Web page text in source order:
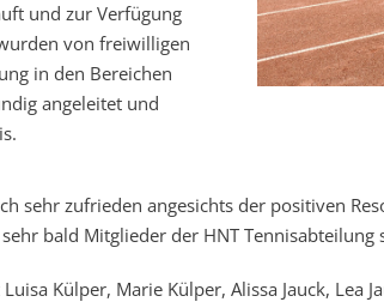
und zur Verfügung
von freiwilligen
in den Bereichen
angeleitet und
sehr zufrieden angesichts der positiven
bald Mitglieder der HNT Tennisabteilung
Külper, Marie Külper, Alissa Jauck, Lea